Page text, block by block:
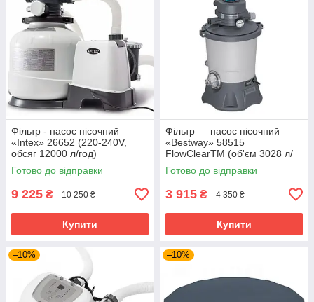
Фільтр - насос пісочний
«Intex» 26652 (220-240V,
обсяг 12000 л/год)
Готово до відправки
9 225 ₴ 10 250 ₴
Купити
Фільтр — насос пісочний
«Bestway» 58515
FlowClearTM (об'єм 3028 л/
год)
Готово до відправки
3 915 ₴ 4 350 ₴
Купити
–10% –10%